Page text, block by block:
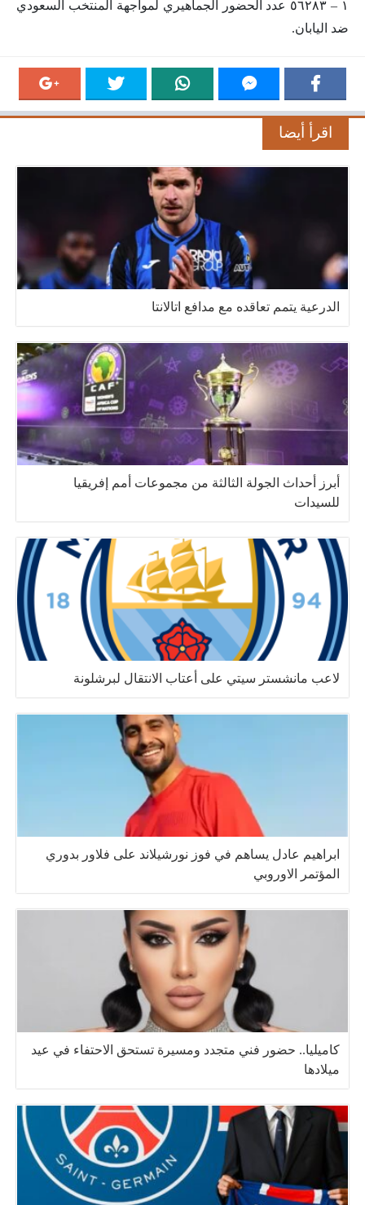
١ – ‏٥٦٢٨٣ عدد الحضور الجماهيري لمواجهة المنتخب السعودي
ضد اليابان.
اقرأ أيضا
الدرعية يتمم تعاقده مع مدافع اتالانتا
أبرز أحداث الجولة الثالثة من مجموعات أمم إفريقيا
للسيدات
لاعب مانشستر سيتي على أعتاب الانتقال لبرشلونة
ابراهيم عادل يساهم في فوز نورشيلاند على فلاور بدوري
المؤتمر الاوروبي
كاميليا.. حضور فني متجدد ومسيرة تستحق الاحتفاء في عيد
ميلادها